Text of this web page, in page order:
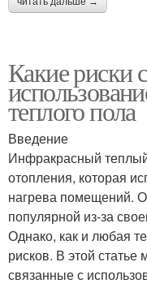
Какие риски
теплого пола
Введение
Инфракрасный
отопления, которая
нагрева помещений.
популярной из-за
Однако, как и любая
рисков. В этой
связанные с